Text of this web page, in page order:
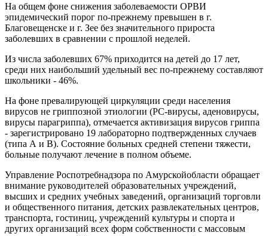
На общем фоне снижения заболеваемости ОРВИ
эпидемический порог по-прежнему превышен в г.
Благовещенске и г. Зее без значительного прироста
заболевших в сравнении с прошлой неделей.
Из числа заболевших 67% приходится на детей до 17 лет,
среди них наибольший удельный вес по-прежнему составляют
школьники - 46%.
На фоне превалирующей циркуляции среди населения
вирусов не гриппозной этиологии (РС-вирусы, аденовирусы,
вирусы парагриппа), отмечается активизация вирусов гриппа
- зарегистрировано 19 лабораторно подтвержденных случаев
(типа А и В). Состояние больных средней степени тяжести,
больные получают лечение в полном объеме.
Управление Роспотребнадзора по Амурскойобласти обращает
внимание руководителей образовательных учреждений,
высших и средних учебных заведений, организаций торговли
и общественного питания, детских развлекательных центров,
транспорта, гостиниц, учреждений культуры и спорта и
других организаций всех форм собственности с массовым